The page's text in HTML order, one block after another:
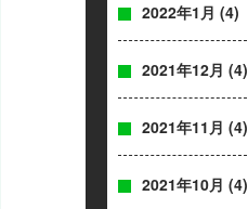
2022年1月 (4)
2021年12月 (4)
2021年11月 (4)
2021年10月 (4)